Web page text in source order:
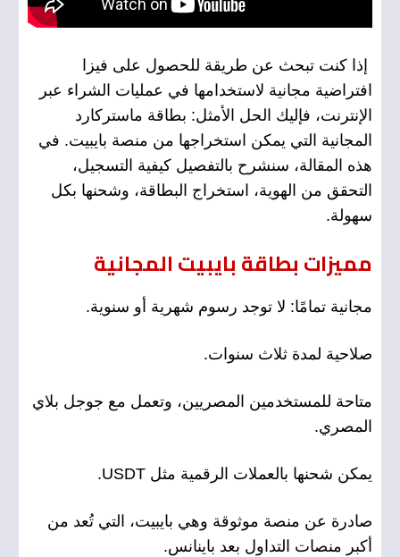
إذا كنت تبحث عن طريقة للحصول على فيزا
افتراضية مجانية لاستخدامها في عمليات الشراء عبر
الإنترنت، فإليك الحل الأمثل: بطاقة ماستركارد
المجانية التي يمكن استخراجها من منصة بايبيت. في
هذه المقالة، سنشرح بالتفصيل كيفية التسجيل،
التحقق من الهوية، استخراج البطاقة، وشحنها بكل
سهولة.
مميزات بطاقة بايبيت المجانية
مجانية تمامًا: لا توجد رسوم شهرية أو سنوية.
صلاحية لمدة ثلاث سنوات.
متاحة للمستخدمين المصريين، وتعمل مع جوجل بلاي
المصري.
يمكن شحنها بالعملات الرقمية مثل USDT.
صادرة عن منصة موثوقة وهي بايبيت، التي تُعد من
أكبر منصات التداول بعد باينانس.